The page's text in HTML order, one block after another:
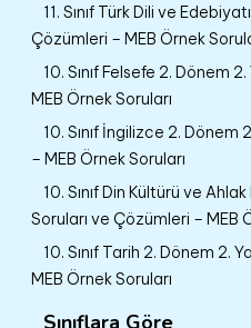
11. Sınıf Türk Dili ve
Çözümleri – MEB Örnek
10. Sınıf Felsefe 2. Dönem
MEB Örnek Soruları
10. Sınıf İngilizce 2. Dönem
– MEB Örnek Soruları
10. Sınıf Din Kültürü ve
Soruları ve Çözümleri – MEB
10. Sınıf Tarih 2. Dönem 2.
MEB Örnek Soruları
Sınıflara Göre